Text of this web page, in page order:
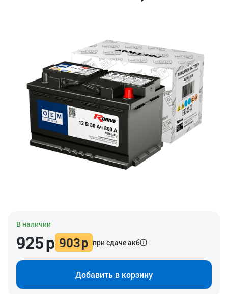
В наличии
925р 903р при сдаче акб
Добавить в корзину